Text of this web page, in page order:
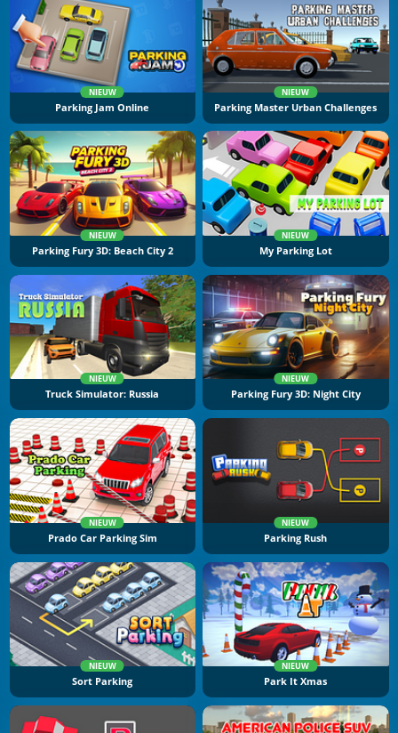
NIEUW
Parking Jam Online
NIEUW
Parking Master Urban Challenges
NIEUW
Parking Fury 3D: Beach City 2
NIEUW
My Parking Lot
NIEUW
Truck Simulator: Russia
NIEUW
Parking Fury 3D: Night City
NIEUW
Prado Car Parking Sim
NIEUW
Parking Rush
NIEUW
Sort Parking
NIEUW
Park It Xmas